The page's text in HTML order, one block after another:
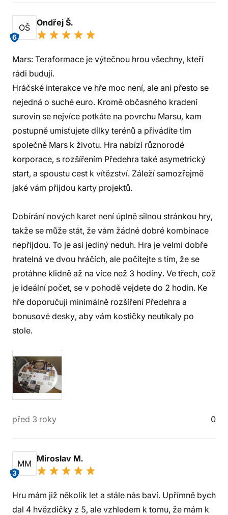
OŠ
6
Ondřej Š.
Mars: Teraformace je výtečnou hrou všechny, kteří
rádi budují.
Hráčské interakce ve hře moc není, ale ani přesto se
nejedná o suché euro. Kromě občasného kradení
surovin se nejvíce potkáte na povrchu Marsu, kam
postupně umisťujete dílky terénů a přivádíte tím
společně Mars k životu. Hra nabízí různorodé
korporace, s rozšířením Předehra také asymetrický
start, a spoustu cest k vítězství. Záleží samozřejmě
jaké vám přijdou karty projektů.
Dobírání nových karet není úplně silnou stránkou hry,
takže se může stát, že vám žádné dobré kombinace
nepřijdou. To je asi jediný neduh. Hra je velmi dobře
hratelná ve dvou hráčích, ale počítejte s tím, že se
protáhne klidně až na více než 3 hodiny. Ve třech, což
je ideální počet, se v pohodě vejdete do 2 hodin. Ke
hře doporučuji minimálně rozšíření Předehra a
bonusové desky, aby vám kostičky neutíkaly po
stole.
před 3 roky 0
MM
3
Miroslav M.
Hru mám již několik let a stále nás baví. Upřímně bych
dal 4 hvězdičky z 5, ale vzhledem k tomu, že mám k